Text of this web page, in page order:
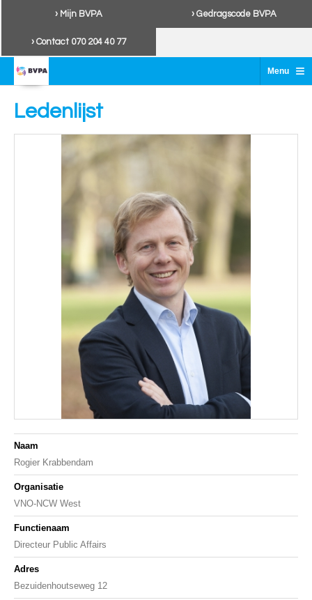
› Mijn BVPA › Gedragscode BVPA
› Contact 070 204 40 77
Menu ≡
Ledenlijst
Naam
Rogier Krabbendam
Organisatie
VNO-NCW West
Functienaam
Directeur Public Affairs
Adres
Bezuidenhoutseweg 12